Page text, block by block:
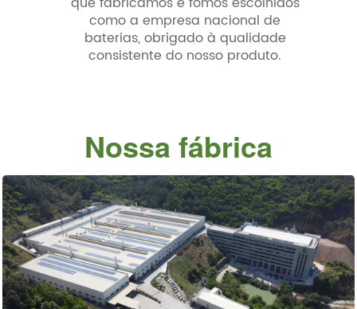
como a empresa nacional de
baterias, obrigado à qualidade
consistente do nosso produto.
Nossa fábrica